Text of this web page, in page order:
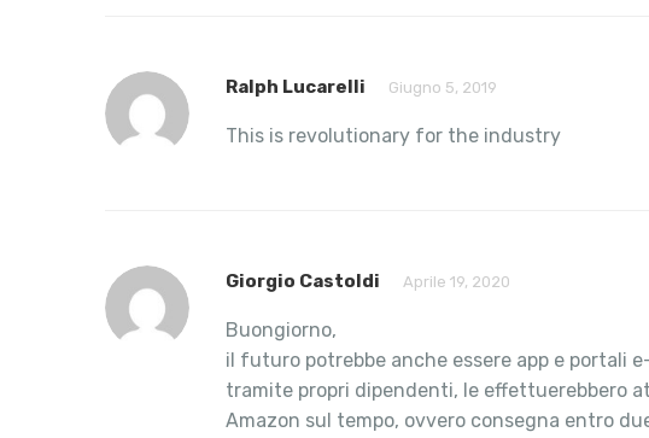
Ralph Lucarelli Giugno 5, 2019
This is revolutionary for the industry
Giorgio Castoldi Aprile 19, 2020
Buongiorno,
il futuro potrebbe anche essere app e portali
tramite propri dipendenti, le effettuerebbero
Amazon sul tempo, ovvero consegna entro